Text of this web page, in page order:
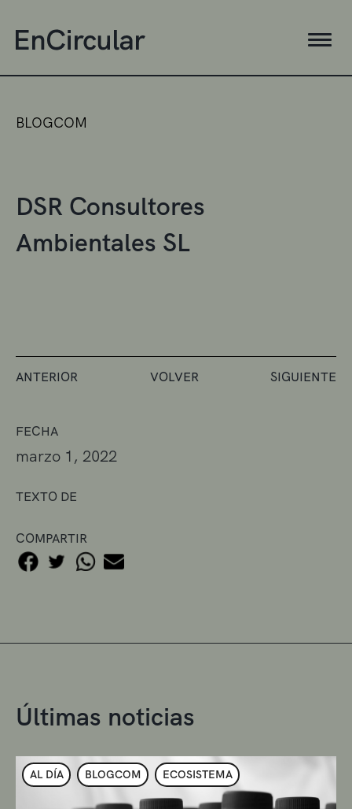
FECHA
marzo 1, 2022
TEXTO DE
COMPARTIR
BLOGCOM
DSR Consultores
Ambientales SL
ANTERIOR VOLVER SIGUIENTE
Últimas noticias
AL DÍA BLOGCOM ECOSISTEMA